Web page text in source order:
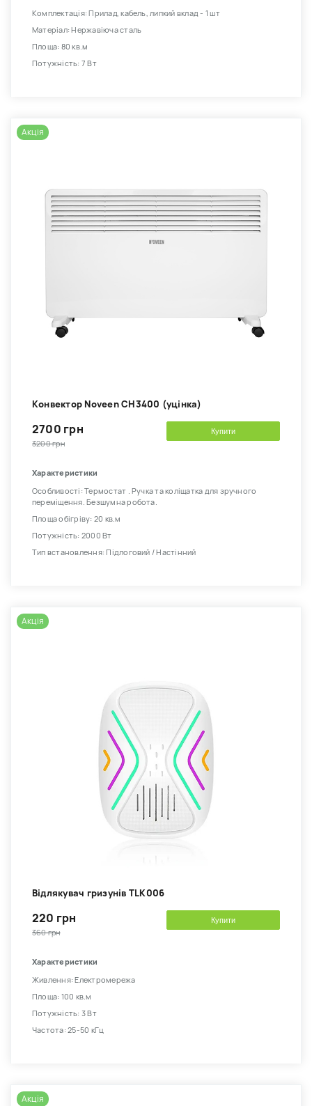
Комплектація: Прилад, кабель, липкий вклад - 1 шт
Матеріал: Нержавіюча сталь
Площа: 80 кв.м
Потужність: 7 Вт
Акція
Kонвектор Noveen CH3400 (уцінка)
2700 грн
3200 грн
Купити
Характеристики
Особливості: Термостат . Ручка та коліщатка для зручного
переміщення. Безшумна робота.
Площа обігріву: 20 кв.м
Потужність: 2000 Вт
Тип встановлення: Підлоговий / Настінний
Акція
Відлякувач гризунів TLK006
220 грн
360 грн
Купити
Характеристики
Живлення: Електромережа
Площа: 100 кв.м
Потужність: 3 Вт
Частота: 25-50 кГц
Акція